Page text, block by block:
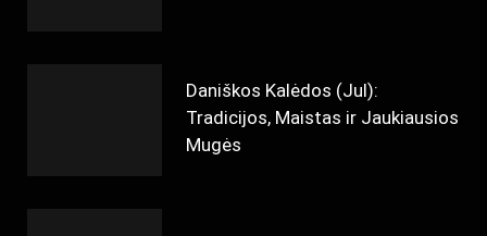
Daniškos Kalėdos (Jul):
Tradicijos, Maistas ir Jaukiausios
Mugės